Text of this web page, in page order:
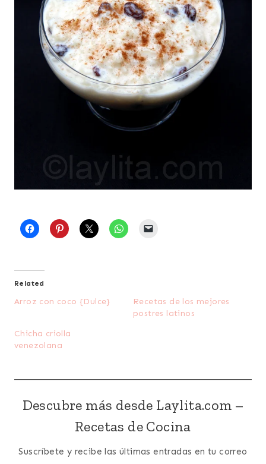
Related
Arroz con coco {Dulce}
Recetas de los mejores
postres latinos
Chicha criolla
venezolana
Descubre más desde Laylita.com –
Recetas de Cocina
Suscríbete y recibe las últimas entradas en tu correo